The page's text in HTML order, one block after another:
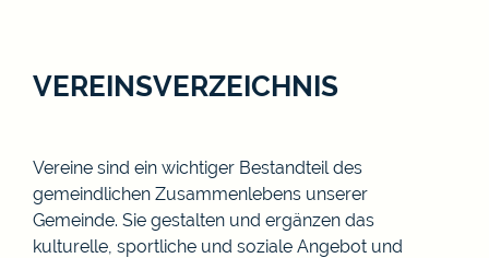
VEREINSVERZEICHNIS
Vereine sind ein wichtiger Bestandteil des
gemeindlichen Zusammenlebens unserer
Gemeinde. Sie gestalten und ergänzen das
kulturelle, sportliche und soziale Angebot und